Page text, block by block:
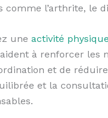
l’arthrite, le
une activité physique
à renforcer les
et de
et la